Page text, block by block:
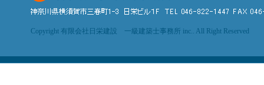
Copyright 有限会社日栄建設 一級建築士事務所 inc.. All Right Reserved